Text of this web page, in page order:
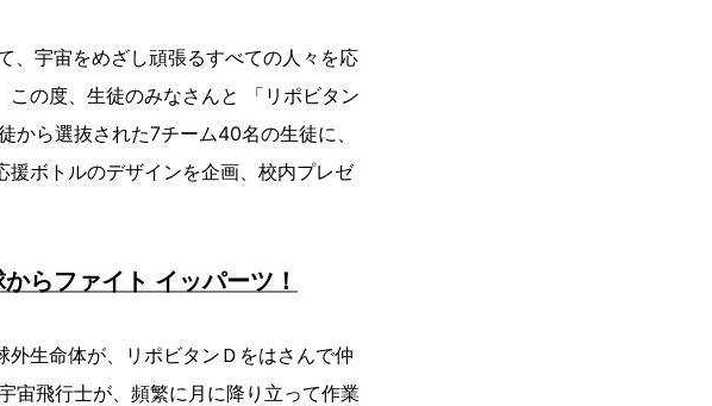
、宇宙をめざし頑張るすべての人々を応
の度、生徒のみなさんと 「リポビタン
から選抜された7チーム40名の生徒に、
ボトルのデザインを企画、校内プレゼ
らファイト イッパーツ！
生命体が、リポビタンＤをはさんで仲
宙飛行士が、頻繁に月に降り立って作業